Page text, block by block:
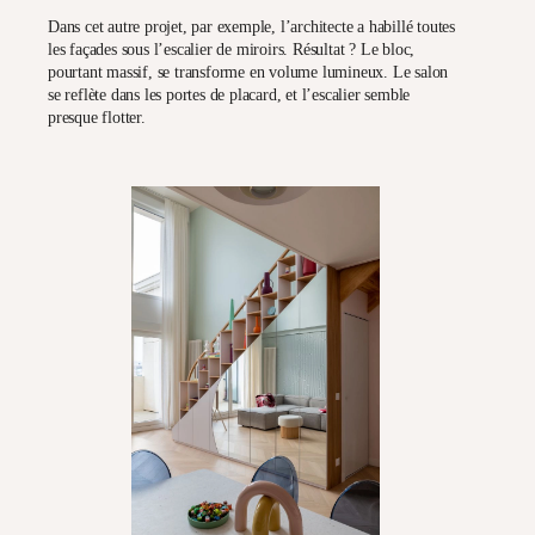
Dans cet autre projet, par exemple, l’architecte a habillé toutes
les façades sous l’escalier de miroirs. Résultat ? Le bloc,
pourtant massif, se transforme en volume lumineux. Le salon
se reflète dans les portes de placard, et l’escalier semble
presque flotter.